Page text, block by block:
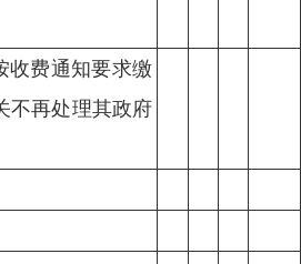
收费通知要求缴
不再处理其政府